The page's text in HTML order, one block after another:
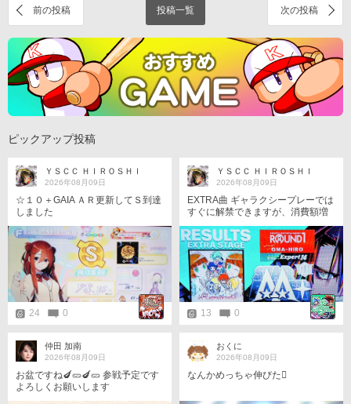
前の投稿 投稿一覧 次の投稿
ピックアップ投稿
ＹＳＣＣ ＨＩＲＯＳＨＩ
2026年08月09日
☆１０＋GAIA ＡＲ更新してＳ到達
しました
24 0
ＹＳＣＣ ＨＩＲＯＳＨＩ
2026年08月09日
EXTRA曲 ギャラクシープレーでは
すぐに解禁できますが、消費額増
えるのが厳しいですね(ギャラクシ
ープレーならギャラクシープレイ
ブ曲の解禁の方が良いと考えてい
ます)
13 0
仲田 加南
2026年08月09日
お盆ですね🍆🥒🍆🥒 参戦予定です
よろしくお願いします
おくに
2026年08月09日
なんかめっちゃ伸びた󾍐